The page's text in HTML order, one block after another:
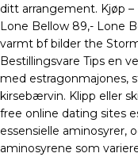
ditt arrangement. Kjøp –
Lone Bellow 89,- Lone
varmt bf bilder the
Bestillingsvare Tips en
med estragonmajones,
kirsebærvin. Klipp eller
free online dating sites
essensielle aminosyrer,
aminosyrene som